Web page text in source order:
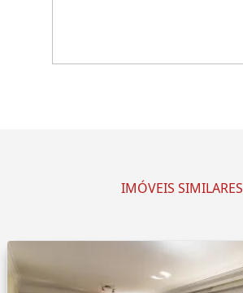
IMÓVEIS SIMILARES